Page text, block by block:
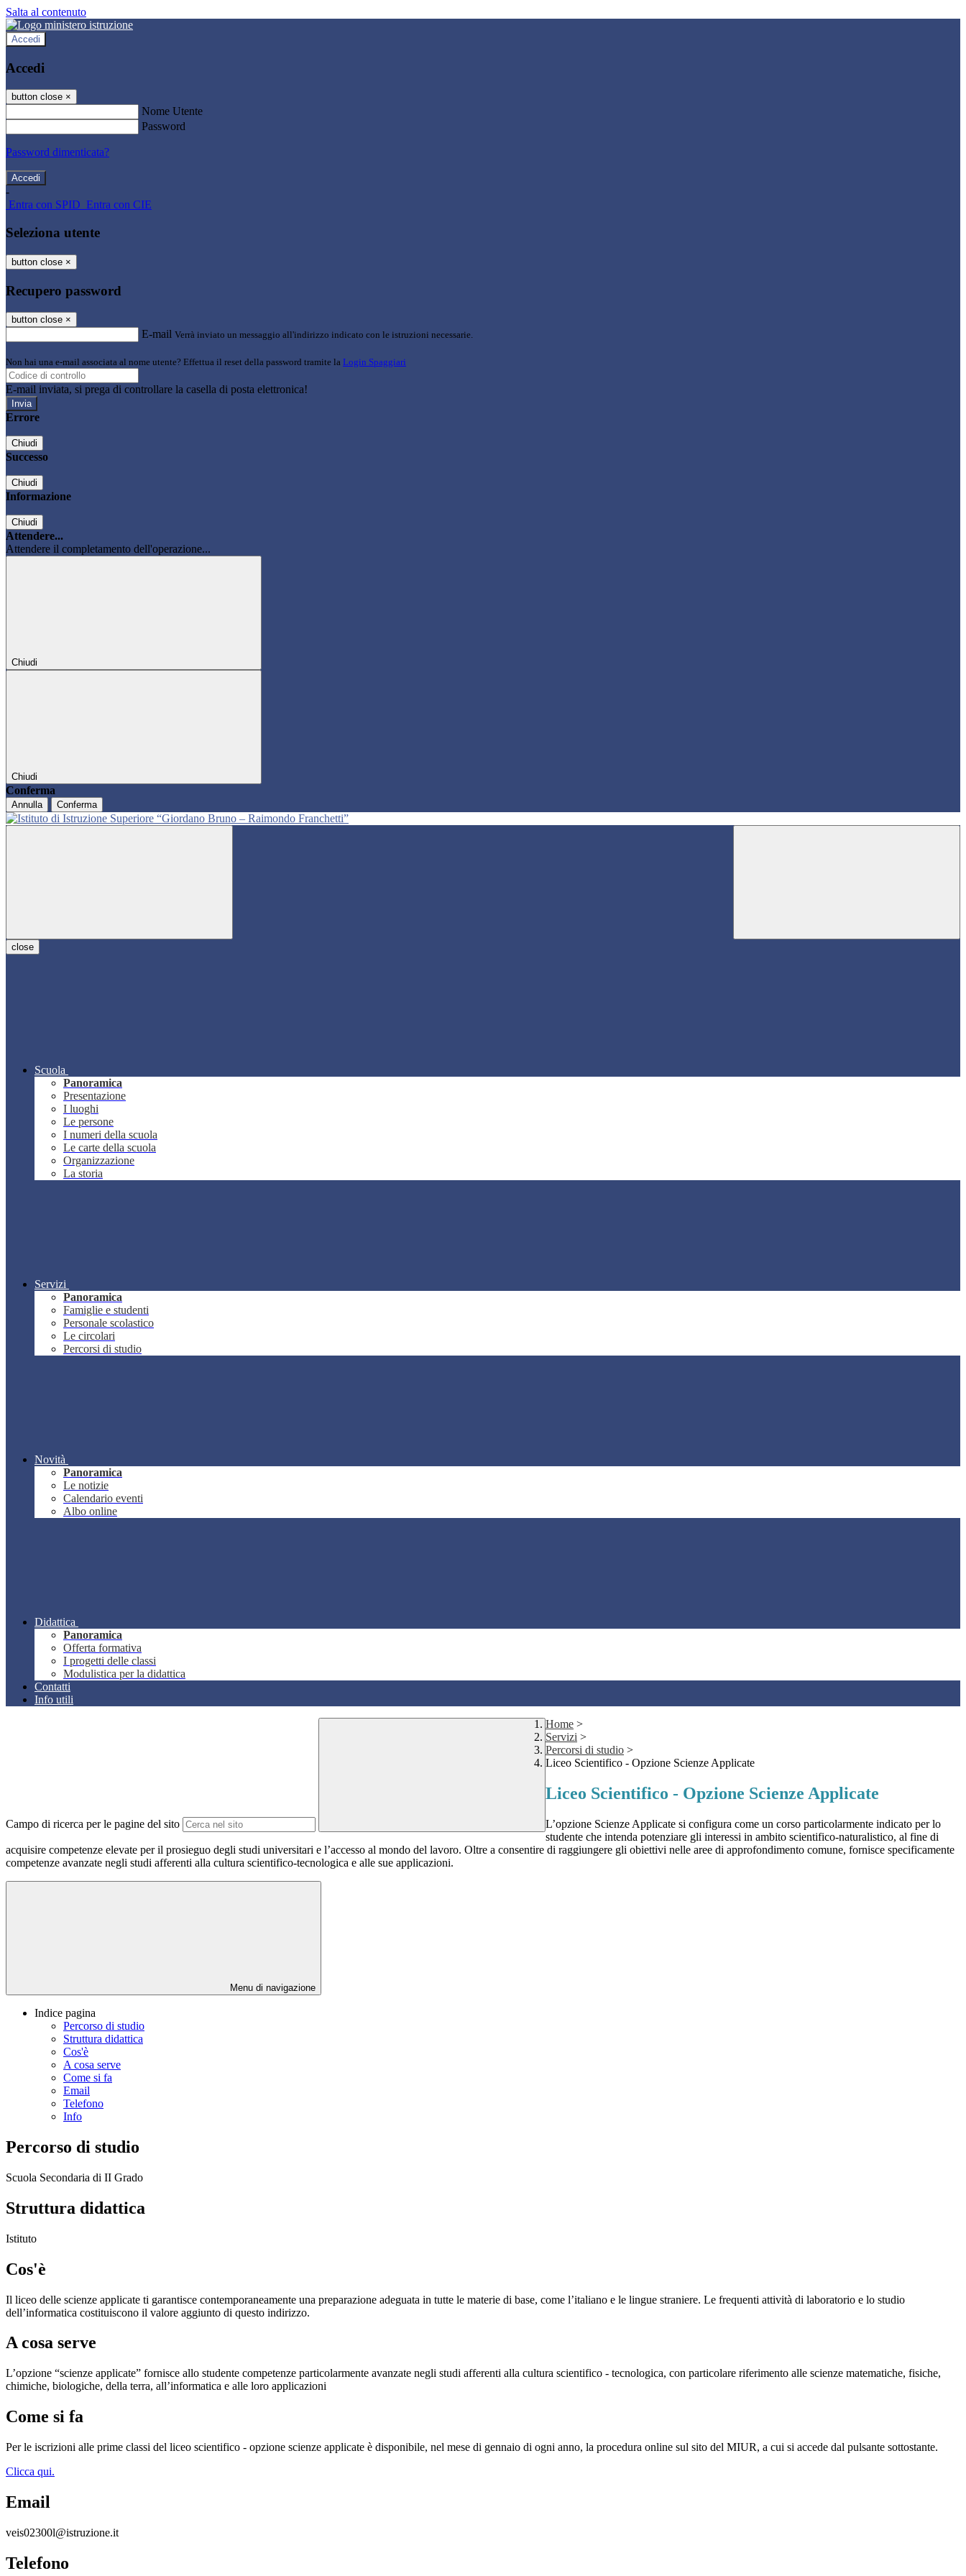
Salta al contenuto
Accedi
Accedi
button close ×
Nome Utente
Password
Password dimenticata?
-
Entra con SPID Entra con CIE
Seleziona utente
button close ×
Recupero password
button close ×
E-mail Verrà inviato un messaggio all'indirizzo indicato con le istruzioni necessarie.
Non hai una e-mail associata al nome utente? Effettua il reset della password tramite la Login Spaggiari
E-mail inviata, si prega di controllare la casella di posta elettronica!
Errore
Chiudi
Successo
Chiudi
Informazione
Chiudi
Attendere...
Attendere il completamento dell'operazione...
Chiudi
Chiudi
Conferma
Annulla Conferma
close
Scuola
Panoramica
Presentazione
I luoghi
Le persone
I numeri della scuola
Le carte della scuola
Organizzazione
La storia
Servizi
Panoramica
Famiglie e studenti
Personale scolastico
Le circolari
Percorsi di studio
Novità
Panoramica
Le notizie
Calendario eventi
Albo online
Didattica
Panoramica
Offerta formativa
I progetti delle classi
Modulistica per la didattica
Contatti
Info utili
Campo di ricerca per le pagine del sito
Home >
Servizi >
Percorsi di studio >
Liceo Scientifico - Opzione Scienze Applicate
Liceo Scientifico - Opzione Scienze Applicate
L’opzione Scienze Applicate si configura come un corso particolarmente indicato per lo
studente che intenda potenziare gli interessi in ambito scientifico-naturalistico, al fine di
acquisire competenze elevate per il prosieguo degli studi universitari e l’accesso al mondo del lavoro. Oltre a consentire di raggiungere gli obiettivi nelle aree di approfondimento comune, fornisce specificamente
competenze avanzate negli studi afferenti alla cultura scientifico-tecnologica e alle sue applicazioni.
Menu di navigazione
Indice pagina
Percorso di studio
Struttura didattica
Cos'è
A cosa serve
Come si fa
Email
Telefono
Info
Percorso di studio
Scuola Secondaria di II Grado
Struttura didattica
Istituto
Cos'è
Il liceo delle scienze applicate ti garantisce contemporaneamente una preparazione adeguata in tutte le materie di base, come l’italiano e le lingue straniere. Le frequenti attività di laboratorio e lo studio
dell’informatica costituiscono il valore aggiunto di questo indirizzo.
A cosa serve
L’opzione “scienze applicate” fornisce allo studente competenze particolarmente avanzate negli studi afferenti alla cultura scientifico - tecnologica, con particolare riferimento alle scienze matematiche, fisiche,
chimiche, biologiche, della terra, all’informatica e alle loro applicazioni
Come si fa
Per le iscrizioni alle prime classi del liceo scientifico - opzione scienze applicate è disponibile, nel mese di gennaio di ogni anno, la procedura online sul sito del MIUR, a cui si accede dal pulsante sottostante.
Clicca qui.
Email
veis02300l@istruzione.it
Telefono